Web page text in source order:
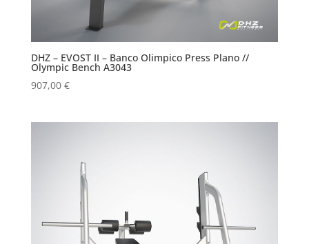
DHZ – EVOST II – Banco Olimpico Press Plano //
Olympic Bench A3043
907,00 €